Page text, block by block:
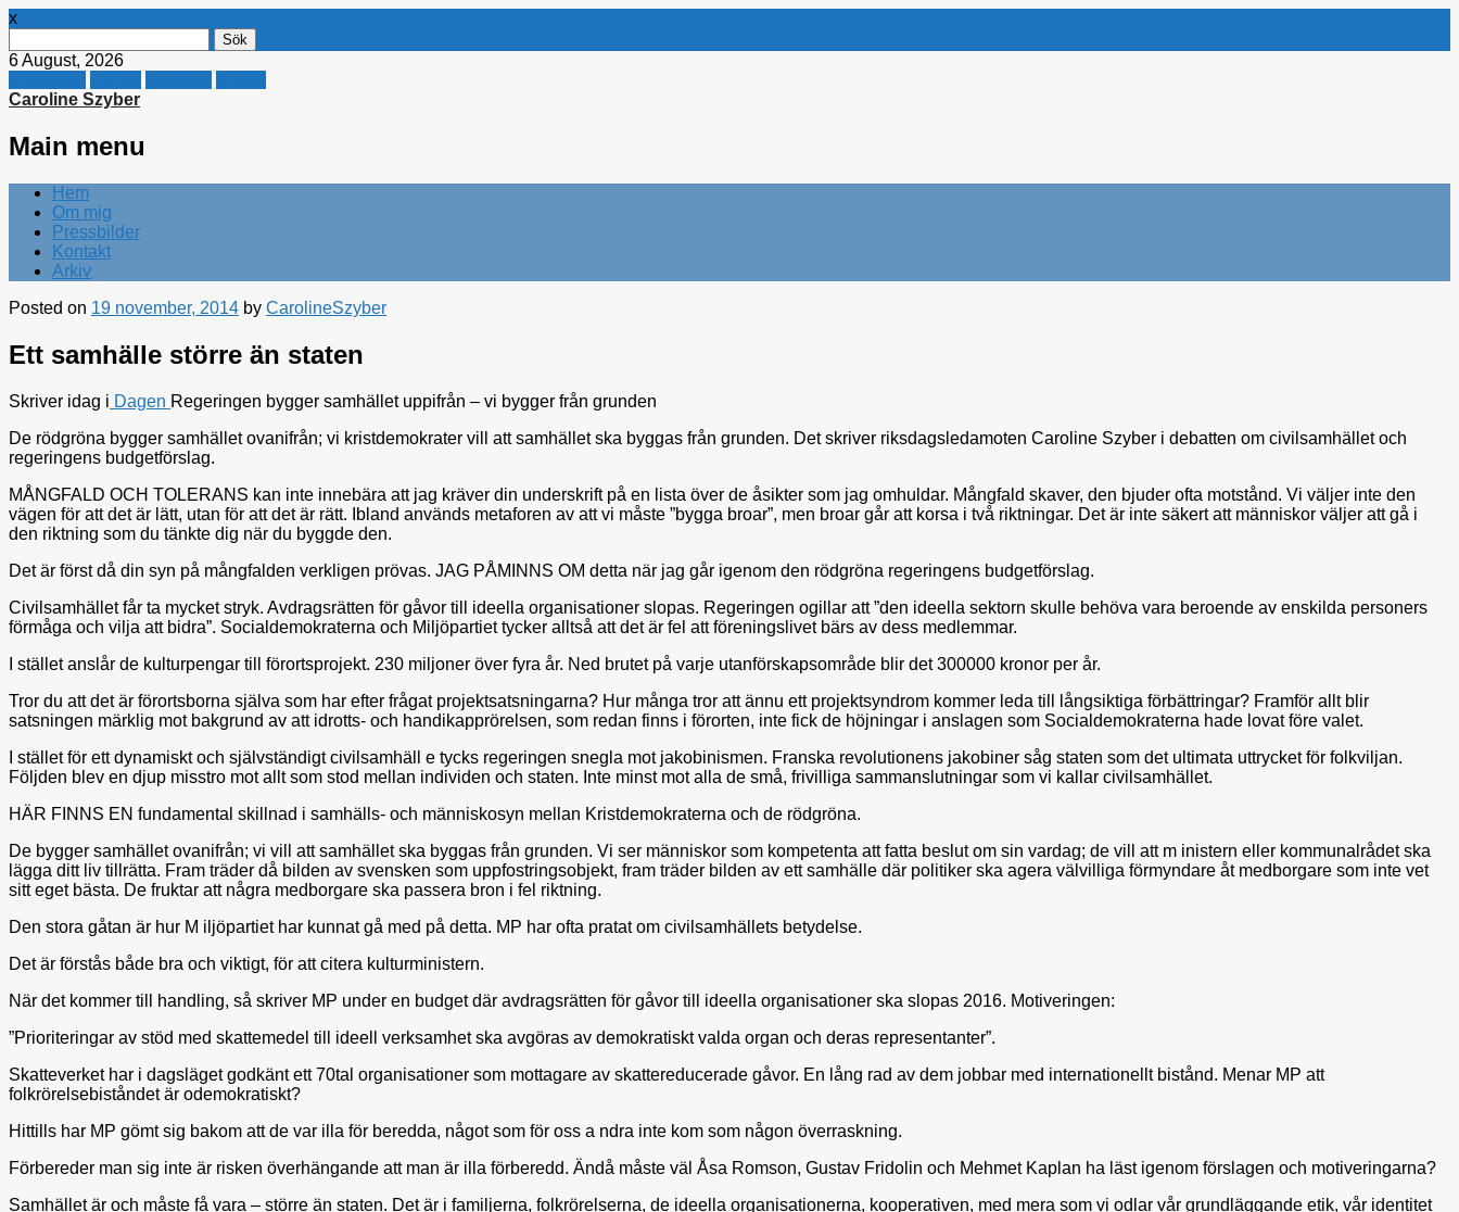
x
efter:
6 August, 2026
Caroline Szyber
Main menu
Skip
content
Hem
Om mig
Pressbilder
Kontakt
Arkiv
Posted on 19 november, 2014 by CarolineSzyber
Ett samhälle större än staten
Skriver idag i Dagen Regeringen bygger samhället uppifrån – vi bygger från grunden
De rödgröna bygger samhället ovanifrån; vi kristdemokrater vill att samhället ska byggas från grunden. Det skriver riksdagsledamoten Caroline Szyber i debatten om civilsamhället och
regeringens budgetförslag.
MÅNGFALD OCH TOLERANS kan inte innebära att jag kräver din underskrift på en lista över de åsikter som jag omhuldar. Mångfald skaver, den bjuder ofta motstånd. Vi väljer inte den
vägen för att det är lätt, utan för att det är rätt. Ibland används metaforen av att vi måste ”bygga broar”, men broar går att korsa i två riktningar. Det är inte säkert att människor väljer att gå i
den riktning som du tänkte dig när du byggde den.
Det är först då din syn på mångfalden verkligen prövas. JAG PÅMINNS OM detta när jag går igenom den rödgröna regeringens budgetförslag.
Civilsamhället får ta mycket stryk. Avdragsrätten för gåvor till ideella organisationer slopas. Regeringen ogillar att ”den ideella sektorn skulle behöva vara beroende av enskilda personers
förmåga och vilja att bidra”. Socialdemokraterna och Miljöpartiet tycker alltså att det är fel att föreningslivet bärs av dess medlemmar.
I stället anslår de kulturpengar till förortsprojekt. 230 miljoner över fyra år. Ned brutet på varje utanförskapsområde blir det 300000 kronor per år.
Tror du att det är förortsborna själva som har efter frågat projektsatsningarna? Hur många tror att ännu ett projektsyndrom kommer leda till långsiktiga förbättringar? Framför allt blir
satsningen märklig mot bakgrund av att idrotts- och handikapprörelsen, som redan finns i förorten, inte fick de höjningar i anslagen som Socialdemokraterna hade lovat före valet.
I stället för ett dynamiskt och självständigt civilsamhäll e tycks regeringen snegla mot jakobinismen. Franska revolutionens jakobiner såg staten som det ultimata uttrycket för folkviljan.
Följden blev en djup misstro mot allt som stod mellan individen och staten. Inte minst mot alla de små, frivilliga sammanslutningar som vi kallar civilsamhället.
HÄR FINNS EN fundamental skillnad i samhälls- och människosyn mellan Kristdemokraterna och de rödgröna.
De bygger samhället ovanifrån; vi vill att samhället ska byggas från grunden. Vi ser människor som kompetenta att fatta beslut om sin vardag; de vill att m inistern eller kommunalrådet ska
lägga ditt liv tillrätta. Fram träder då bilden av svensken som uppfostringsobjekt, fram träder bilden av ett samhälle där politiker ska agera välvilliga förmyndare åt medborgare som inte vet
sitt eget bästa. De fruktar att några medborgare ska passera bron i fel riktning.
Den stora gåtan är hur M iljöpartiet har kunnat gå med på detta. MP har ofta pratat om civilsamhällets betydelse.
Det är förstås både bra och viktigt, för att citera kulturministern.
När det kommer till handling, så skriver MP under en budget där avdragsrätten för gåvor till ideella organisationer ska slopas 2016. Motiveringen:
”Prioriteringar av stöd med skattemedel till ideell verksamhet ska avgöras av demokratiskt valda organ och deras representanter”.
Skatteverket har i dagsläget godkänt ett 70tal organisationer som mottagare av skattereducerade gåvor. En lång rad av dem jobbar med internationellt bistånd. Menar MP att
folkrörelsebiståndet är odemokratiskt?
Hittills har MP gömt sig bakom att de var illa för beredda, något som för oss a ndra inte kom som någon överraskning.
Förbereder man sig inte är risken överhängande att man är illa förberedd. Ändå måste väl Åsa Romson, Gustav Fridolin och Mehmet Kaplan ha läst igenom förslagen och motiveringarna?
Samhället är och måste få vara – större än staten. Det är i familjerna, folkrörelserna, de ideella organisationerna, kooperativen, med mera som vi odlar vår grundläggande etik, vår identitet